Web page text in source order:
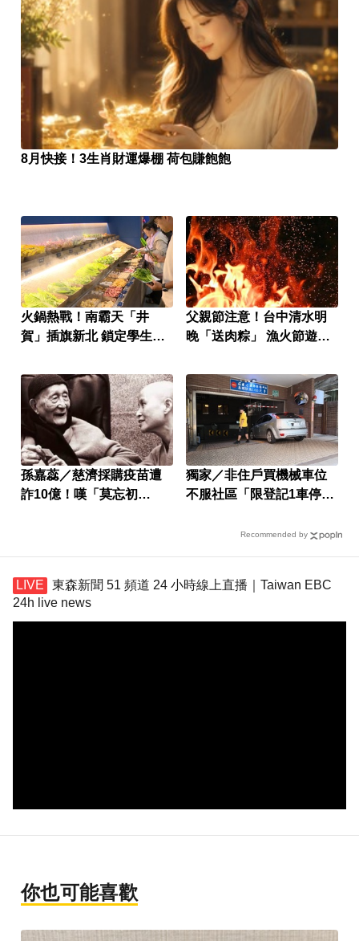
8月快接！3生肖財運爆棚 荷包賺飽飽
火鍋熱戰！南霸天「井
賀」插旗新北 鎖定學生族
父親節注意！台中清水明
晚「送肉粽」 漁火節遊客
孫嘉蕊／慈濟採購疫苗遭
詐10億！嘆「莫忘初
獨家／非住戶買機械車位
不服社區「限登記1車停」
Recommended by
東森新聞 51 頻道 24 小時線上直播｜Taiwan EBC
24h live news
你也可能喜歡